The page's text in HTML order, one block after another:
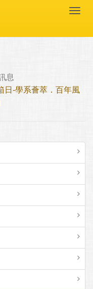
息
日-學系薈萃．百年風